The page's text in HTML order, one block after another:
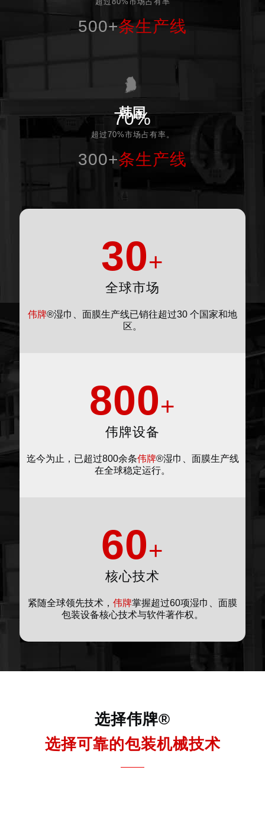
500+条生产线
70%
韩国
超过70%市场占有率。
300+条生产线
30+
全球市场
伟牌®湿巾、面膜生产线已销往超过30 个国家和地
区。
800+
伟牌设备
迄今为止，已超过800余条伟牌®湿巾、面膜生产线
在全球稳定运行。
60+
核心技术
紧随全球领先技术， 伟牌掌握超过60项湿巾、面膜
包装设备核心技术与软件著作权。
选择伟牌®
选择可靠的包装机械技术